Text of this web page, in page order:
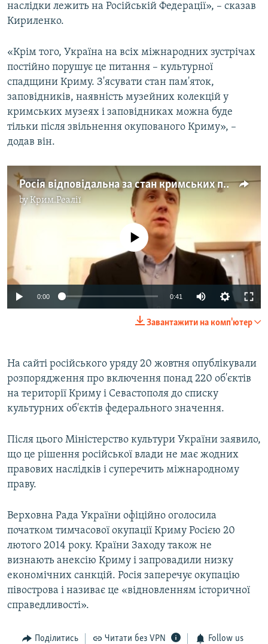
наслідки лежить на Російській Федерації», – сказав
Кириленко.
«Крім того, Україна на всіх міжнародних зустрічах
постійно порушує це питання – культурної
спадщини Криму. З'ясувати стан пам'яток,
заповідників, наявність музейних колекцій у
кримських музеях і заповідниках можна буде
тільки після звільнення окупованого Криму», –
додав він.
Росія відповідальна за стан кримських пам'яток культури – Кириленко (відео)
byКрим.Реалії
No media source currently available
0:00 0:41
Завантажити на комп'ютер
На сайті російського уряду 20 жовтня опублікували
розпорядження про включення понад 220 об'єктів
на території Криму і Севастополя до списку
культурних об'єктів федерального значення.
Після цього Міністерство культури України заявило,
що це рішення російської влади не має жодних
правових наслідків і суперечить міжнародному
праву.
Верховна Рада України офіційно оголосила
початком тимчасової окупації Криму Росією 20
лютого 2014 року. Країни Заходу також не
визнають анексію Криму і запровадили низку
економічних санкцій. Росія заперечує окупацію
півострова і називає це «відновленням історичної
справедливості».
Поділитись Читати без VPN Follow us